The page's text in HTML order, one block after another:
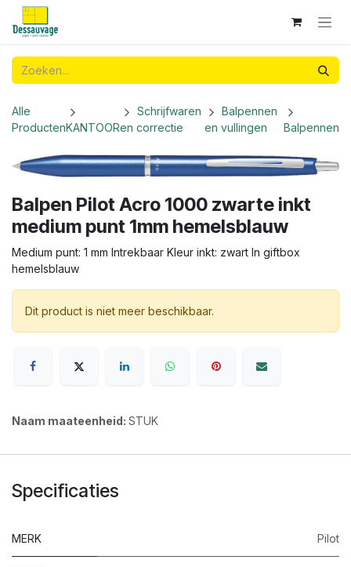
Overslaan naar inhoud
Alle
ProductenKANTOOR
Schrijfwaren
en correctie
Balpennen
en vullingen
Balpennen
Balpen Pilot Acro 1000 zwarte inkt
medium punt 1mm hemelsblauw
Medium punt: 1 mm Intrekbaar Kleur inkt: zwart In giftbox
hemelsblauw
Dit product is niet meer beschikbaar.
Naam maateenheid: STUK
Specificaties
MERK Pilot